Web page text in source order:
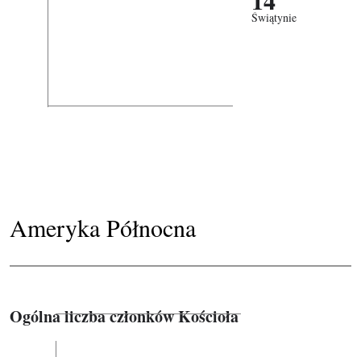
Świątynie
Ameryka Północna
Ogólna liczba członków Kościoła